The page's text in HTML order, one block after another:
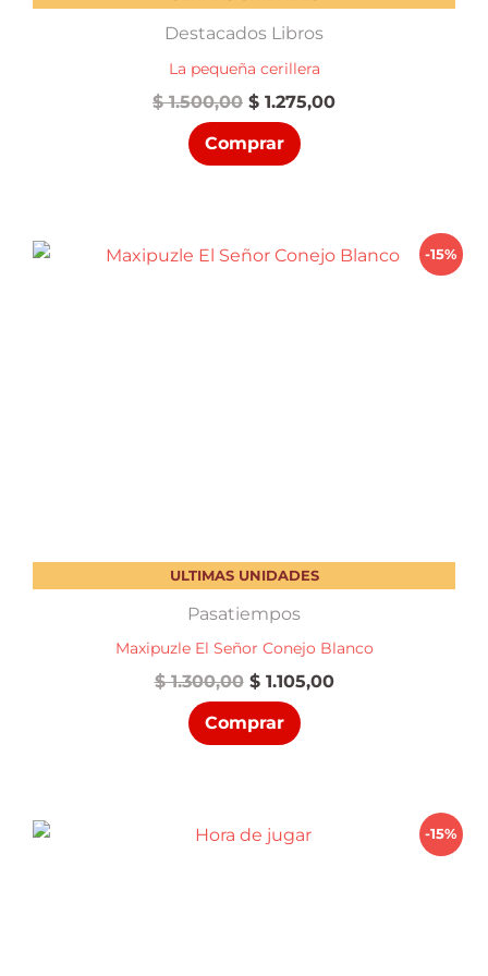
Destacados Libros
La pequeña cerillera
$1.500,00 El
precio
original
era:
$ 1.275,00El
Comprar
-15%
ULTIMAS UNIDADES
Pasatiempos
Maxipuzle El Señor Conejo Blanco
$1.300,00 El
precio
original
era:
$1.105,00El
Comprar
-15%